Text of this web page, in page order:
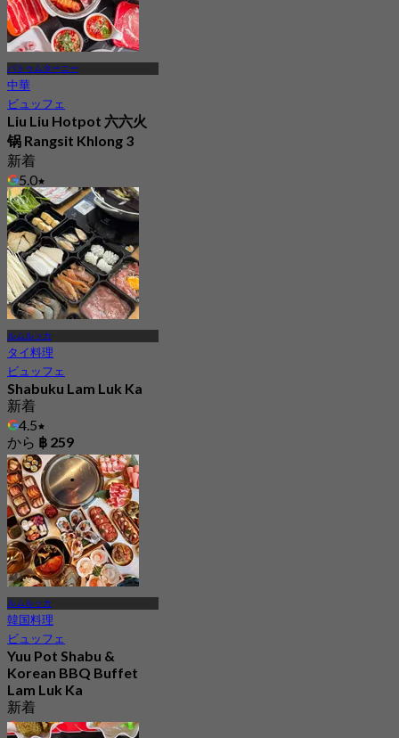
パトゥムターニー
中華
ビュッフェ
Liu Liu Hotpot 六六火
锅 Rangsit Khlong 3
新着
5.0
から฿ 338
ルムルッカ
タイ料理
ビュッフェ
Shabuku Lam Luk Ka
新着
4.5
から ฿ 259
ルムルッカ
韓国料理
ビュッフェ
Yuu Pot Shabu &
Korean BBQ Buffet
Lam Luk Ka
新着
4.9